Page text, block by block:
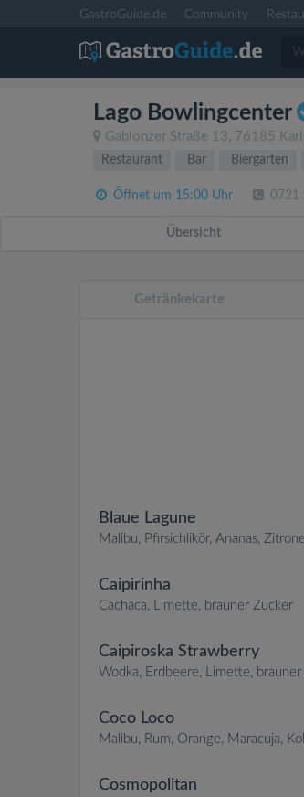
GastroGuide.de Community
Lago Bowlingcenter
Gablonzer Straße 13, 76185
Restaurant Bar Biergarten
Öffnet um 15:00 Uhr 0721
Übersicht
Getränkekarte
Blaue Lagune
Malibu, Pfirsichlikör, Ananas,
Caipirinha
Cachaca, Limette, brauner Zucker
Caipiroska Strawberry
Wodka, Erdbeere, Limette,
Coco Loco
Malibu, Rum, Orange, Maracuja,
Cosmopolitan